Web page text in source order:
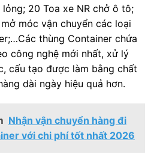
20 Toa xe NR chở ô tô;
móc vận chuyển các loại
thùng Container chứa
công nghệ mới nhất, xử lý
cấu tạo được làm bằng chất
dài ngày hiệu quả hơn.
Nhận vận chuyển hàng đi
với chi phí tốt nhất 2026